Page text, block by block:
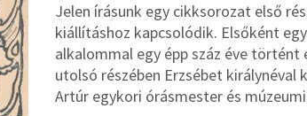
Jelen írásunk egy cikksorozat első
kiállításhoz kapcsolódik. Elsőként
alkalommal egy épp száz éve történt
utolsó részében Erzsébet
Artúr egykori órásmester és